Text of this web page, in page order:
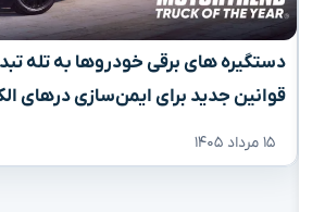
دستگیره‌ های برقی خودروها به تله
قوانین جدید برای ایمن‌سازی درهای
۱۵ مرداد ۱۴۰۵